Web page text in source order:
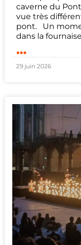
caverne du
vue très
pont. Un
dans la fournaise
...
29 juin 2026